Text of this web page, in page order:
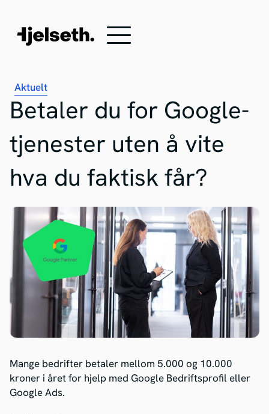
Aktuelt
Betaler du for Google-
tjenester uten å vite
hva du faktisk får?
Mange bedrifter betaler mellom 5.000 og 10.000
kroner i året for hjelp med Google Bedriftsprofil eller
Google Ads.